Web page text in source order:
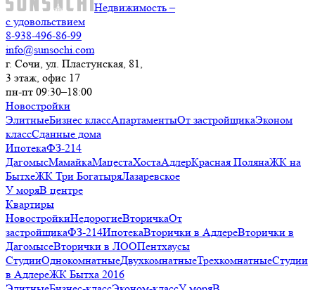
Недвижимость –
с удовольствием
8-938-496-86-99
info@sunsochi.com
г. Сочи, ул. Пластунская, 81,
3 этаж, офис 17
пн-пт 09:30–18:00
Новостройки
ЭлитныеБизнес классАпартаментыОт застройщикаЭконом
классСданные дома
ИпотекаФЗ-214
ДагомысМамайкаМацестаХостаАдлерКрасная ПолянаЖК на
БытхеЖК Три БогатыряЛазаревское
У моряВ центре
Квартиры
НовостройкиНедорогиеВторичкаОт
застройщикаФЗ-214ИпотекаВторички в АдлереВторички в
ДагомысеВторички в ЛООПентхаусы
СтудииОднокомнатныеДвухкомнатныеТрехкомнатныеСтудии
в АдлереЖК Бытха 2016